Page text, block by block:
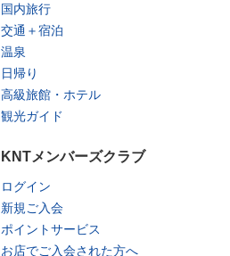
国内旅行
交通＋宿泊
温泉
日帰り
高級旅館・ホテル
観光ガイド
KNTメンバーズクラブ
ログイン
新規ご入会
ポイントサービス
お店でご入会された方へ